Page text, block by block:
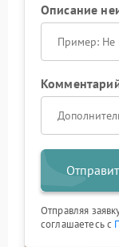
Описание
Отправляя
соглашаетесь с